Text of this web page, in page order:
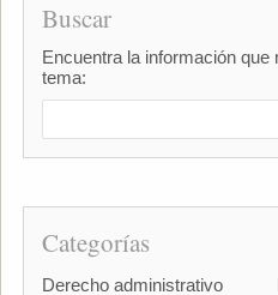
Buscar
Encuentra la información que
tema:
Categorías
Derecho administrativo